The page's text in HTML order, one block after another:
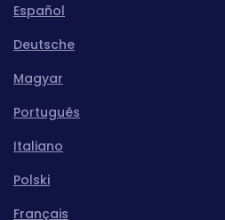
Español
Deutsche
Magyar
Português
Italiano
Polski
Français